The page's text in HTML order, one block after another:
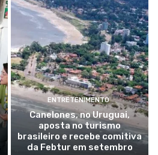
ENTRETENIMENTO
Canelones, no Uruguai,
aposta no turismo
brasileiro e recebe comitiva
da Febtur em setembro